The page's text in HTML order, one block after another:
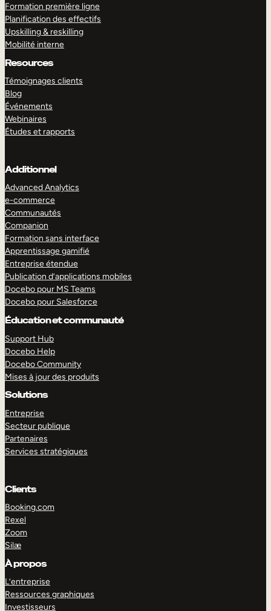
Formation première ligne
Planification des effectifs
Upskilling & reskilling
Mobilité interne
Resources
Témoignages clients
Blog
Événements
Webinaires
Études et rapports
Additionnel
Advanced Analytics
e-commerce
Communautés
Companion
Formation sans interface
Apprentissage gamifié
Entreprise étendue
Publication d’applications mobiles
Docebo pour MS Teams
Docebo pour Salesforce
Éducation et communauté
Support Hub
Docebo Help
Docebo Community
Mises à jour des produits
Solutions
Entreprise
Secteur publique
Partenaires
Services stratégiques
Clients
Booking.com
Rexel
Zoom
Silæ
À propos
L’entreprise
Ressources graphiques
Investisseurs